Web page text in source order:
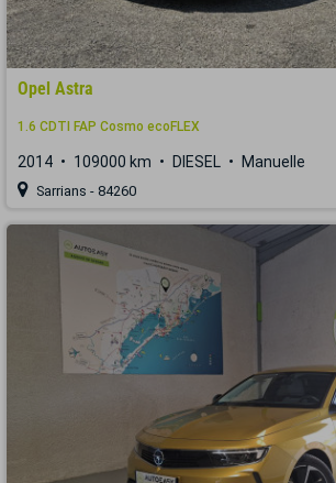
Opel Astra
1.6 CDTI FAP Cosmo ecoFLEX
2014 109000 km DIESEL Manuelle
Sarrians - 84260